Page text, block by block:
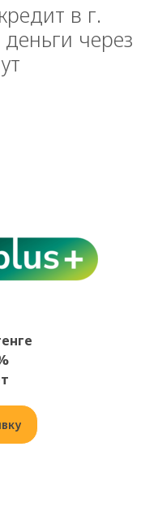
в г.
через